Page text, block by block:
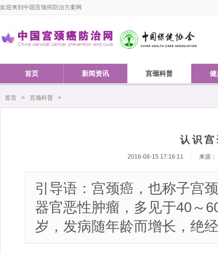
欢迎来到中国宫颈癌防治方案网
首页 新闻资讯 宫颈科普
首页 > 宫颈科普 >
认 识 宫
2016-08-15 17:16:11 来源：
引导语：宫颈癌，也称子宫
器官恶性肿瘤，多见于40～
岁，发病随年龄而增长，绝